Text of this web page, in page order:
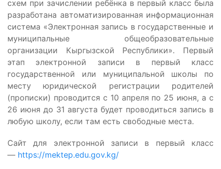
схем при зачислении ребёнка в первый класс была
разработана автоматизированная информационная
система «Электронная запись в государственные и
муниципальные общеобразовательные
организации Кыргызской Республики». Первый
этап электронной записи в первый класс
государственной или муниципальной школы по
месту юридической регистрации родителей
(прописки) проводится с 10 апреля по 25 июня, а с
26 июня до 31 августа будет проводиться запись в
любую школу, если там есть свободные места.
Сайт для электронной записи в первый класс
— https://mektep.edu.gov.kg/